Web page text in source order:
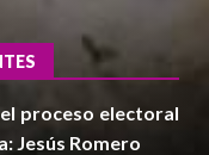
proceso electoral
Jesús Romero